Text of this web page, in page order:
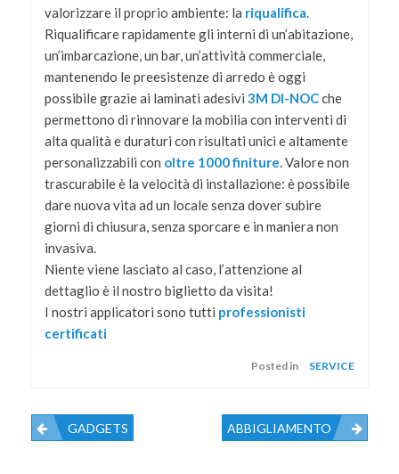
valorizzare il proprio ambiente: la riqualifica
Riqualificare rapidamente gli interni di un’abitazione,
un’imbarcazione, un bar, un’attività commerciale,
mantenendo le preesistenze di arredo è oggi
possibile grazie ai laminati adesivi 3M DI-NOCche
permettono di rinnovare la mobilia con interventi di
alta qualità e duraturi con risultati unici e altamente
personalizzabili con oltre 1000 finiture . Valore non
trascurabile è la velocità di installazione: è possibile
dare nuova vita ad un locale senza dover subire
giorni di chiusura, senza sporcare e in maniera non
invasiva.
Niente viene lasciato al caso, l’attenzione al
dettaglio è il nostro biglietto da visita!
I nostri applicatori sono tutti professionisti
certificati
Posted in SERVICE
Navigazione
GADGETS ABBIGLIAMENTO